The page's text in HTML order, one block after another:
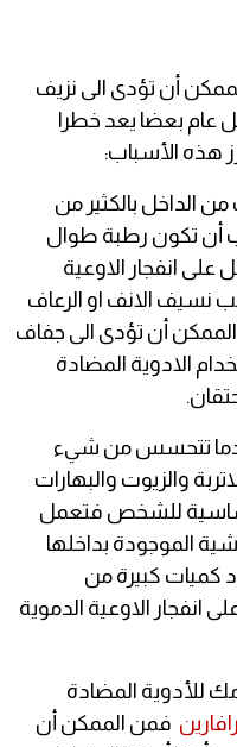
أن تؤدى الى نزيف
عام بعضا يعد خطرا
هذه الأسباب:
الداخل بالكثير من
أن تكون رطبة طوال
انفجار الاوعية
نسيف الانف او الرعاف
الممكن أن تؤدى الى جفاف
الادوية المضادة
تتحسس من شيء
والزيوت والبهارات
للشخص فتعمل
الموجودة بداخلها
كميات كبيرة من
انفجار الاوعية الدموية
للأدوية المضادة
فمن الممكن أن